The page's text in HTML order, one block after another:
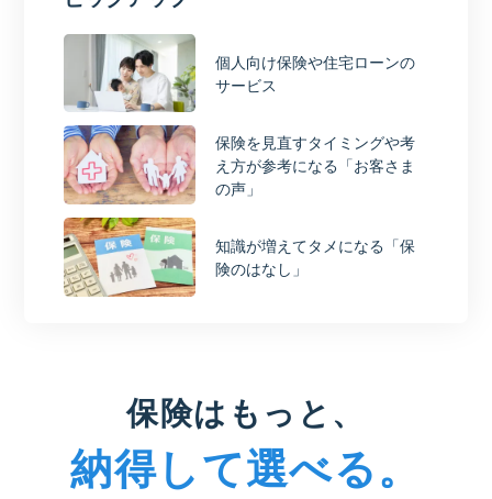
個人向け保険や住宅ローンの
サービス
保険を見直すタイミングや考
え方が参考になる「お客さま
の声」
知識が増えてタメになる「保
険のはなし」
保険はもっと、
納得して選べる。